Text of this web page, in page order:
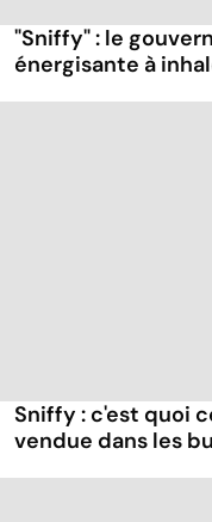
"Sniffy" : le
énergisante à
Sniffy : c'est quoi
vendue dans les